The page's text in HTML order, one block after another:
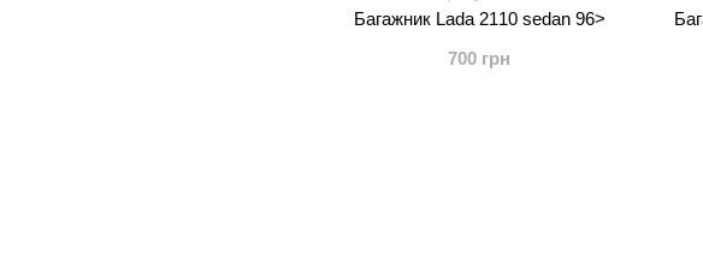
Багажник Lada 2110 sedan 96>
700 грн